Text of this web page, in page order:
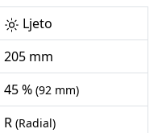
Ljeto
205 mm
45 % (92 mm)
R (Radial)